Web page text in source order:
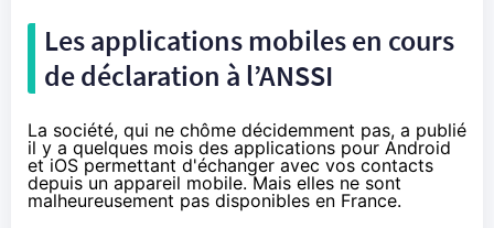
Les applications mobiles en cours
de déclaration à l’ANSSI
La société, qui ne chôme décidemment pas, a publié
il y a quelques mois des applications pour Android
et iOSpermettant d'échanger avec vos contacts
depuis un appareil mobile. Mais elles ne sont
malheureusement pas disponibles en France.